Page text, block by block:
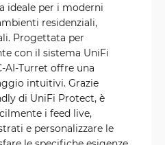
ideale per i moderni
residenziali,
Progettata per
con il sistema UniFi
AI-Turret offre una
intuitivi. Grazie
di UniFi Protect, è
i feed live,
e personalizzare le